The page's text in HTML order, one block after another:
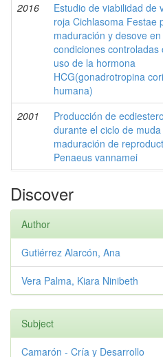
2016
Estudio de viabilidad de
roja Cichlasoma Festae
maduración y desove en
condiciones controladas
uso de la hormona
HCG(gonadrotropina
humana)
2001
Producción de
durante el ciclo de
maduración de
Penaeus vannamei
Discover
Author
Gutiérrez Alarcón, Ana
Vera Palma, Kiara Ninibeth
Subject
Camarón - Cría y Desarrollo